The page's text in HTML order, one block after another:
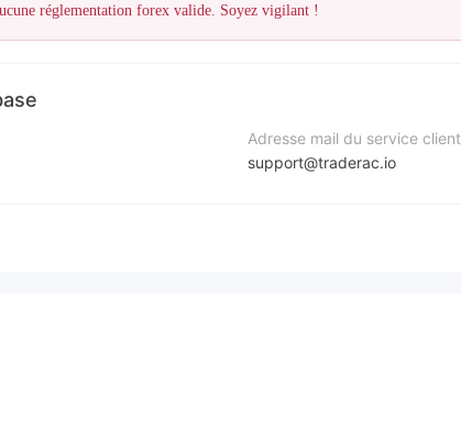
réglementation forex valide. Soyez vigilant !
Adresse mail du service client
support@traderac.io